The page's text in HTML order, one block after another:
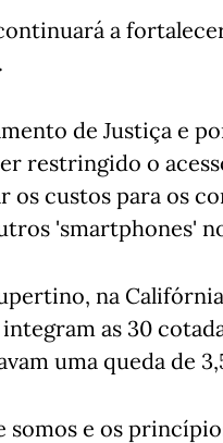
a
de Justiça e
restringido o
os custos para os
'smartphones'
na
as 30
uma queda de
somos e os